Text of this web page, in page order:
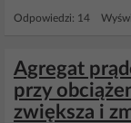
Odpowiedzi: 14
Agregat
przy
zwiększa i